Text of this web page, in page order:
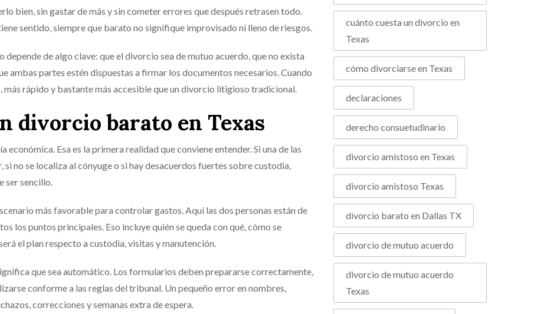
bien, sin gastar de más y sin cometer errores que después retrasen todo.
sentido, siempre que barato no signifique improvisado ni lleno de riesgos.
depende de algo clave: que el divorcio sea de mutuo acuerdo, que no exista
ambas partes estén dispuestas a firmar los documentos necesarios. Cuando
más rápido y bastante más accesible que un divorcio litigioso tradicional.
divorcio barato en Texas
Esa es la primera realidad que conviene entender. Si una de las
no se localiza al cónyuge o si hay desacuerdos fuertes sobre custodia,
ser sencillo.
más favorable para controlar gastos. Aquí las dos personas están de
los puntos principales. Eso incluye quién se queda con qué, cómo se
el plan respecto a custodia, visitas y manutención.
que sea automático. Los formularios deben prepararse correctamente,
conforme a las reglas del tribunal. Un pequeño error en nombres,
correcciones y semanas extra de espera.
cuánto cuesta un divorcio en
Texas
cómo divorciarse en Texas
declaraciones
derecho consuetudinario
divorcio amistoso en Texas
divorcio amistoso Texas
divorcio barato en Dallas TX
divorcio de mutuo acuerdo
divorcio de mutuo acuerdo
Texas